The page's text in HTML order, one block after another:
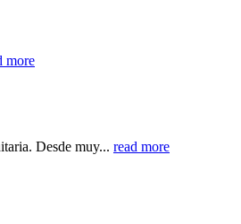
more
Desde muy... read more